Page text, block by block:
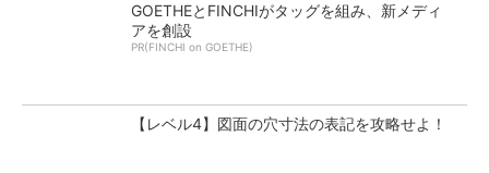
GOETHEとFINCHIがタッグを組み、新メディ
アを創設
PR(FINCHI on GOETHE)
【レベル4】図面の穴寸法の表記を攻略せよ！